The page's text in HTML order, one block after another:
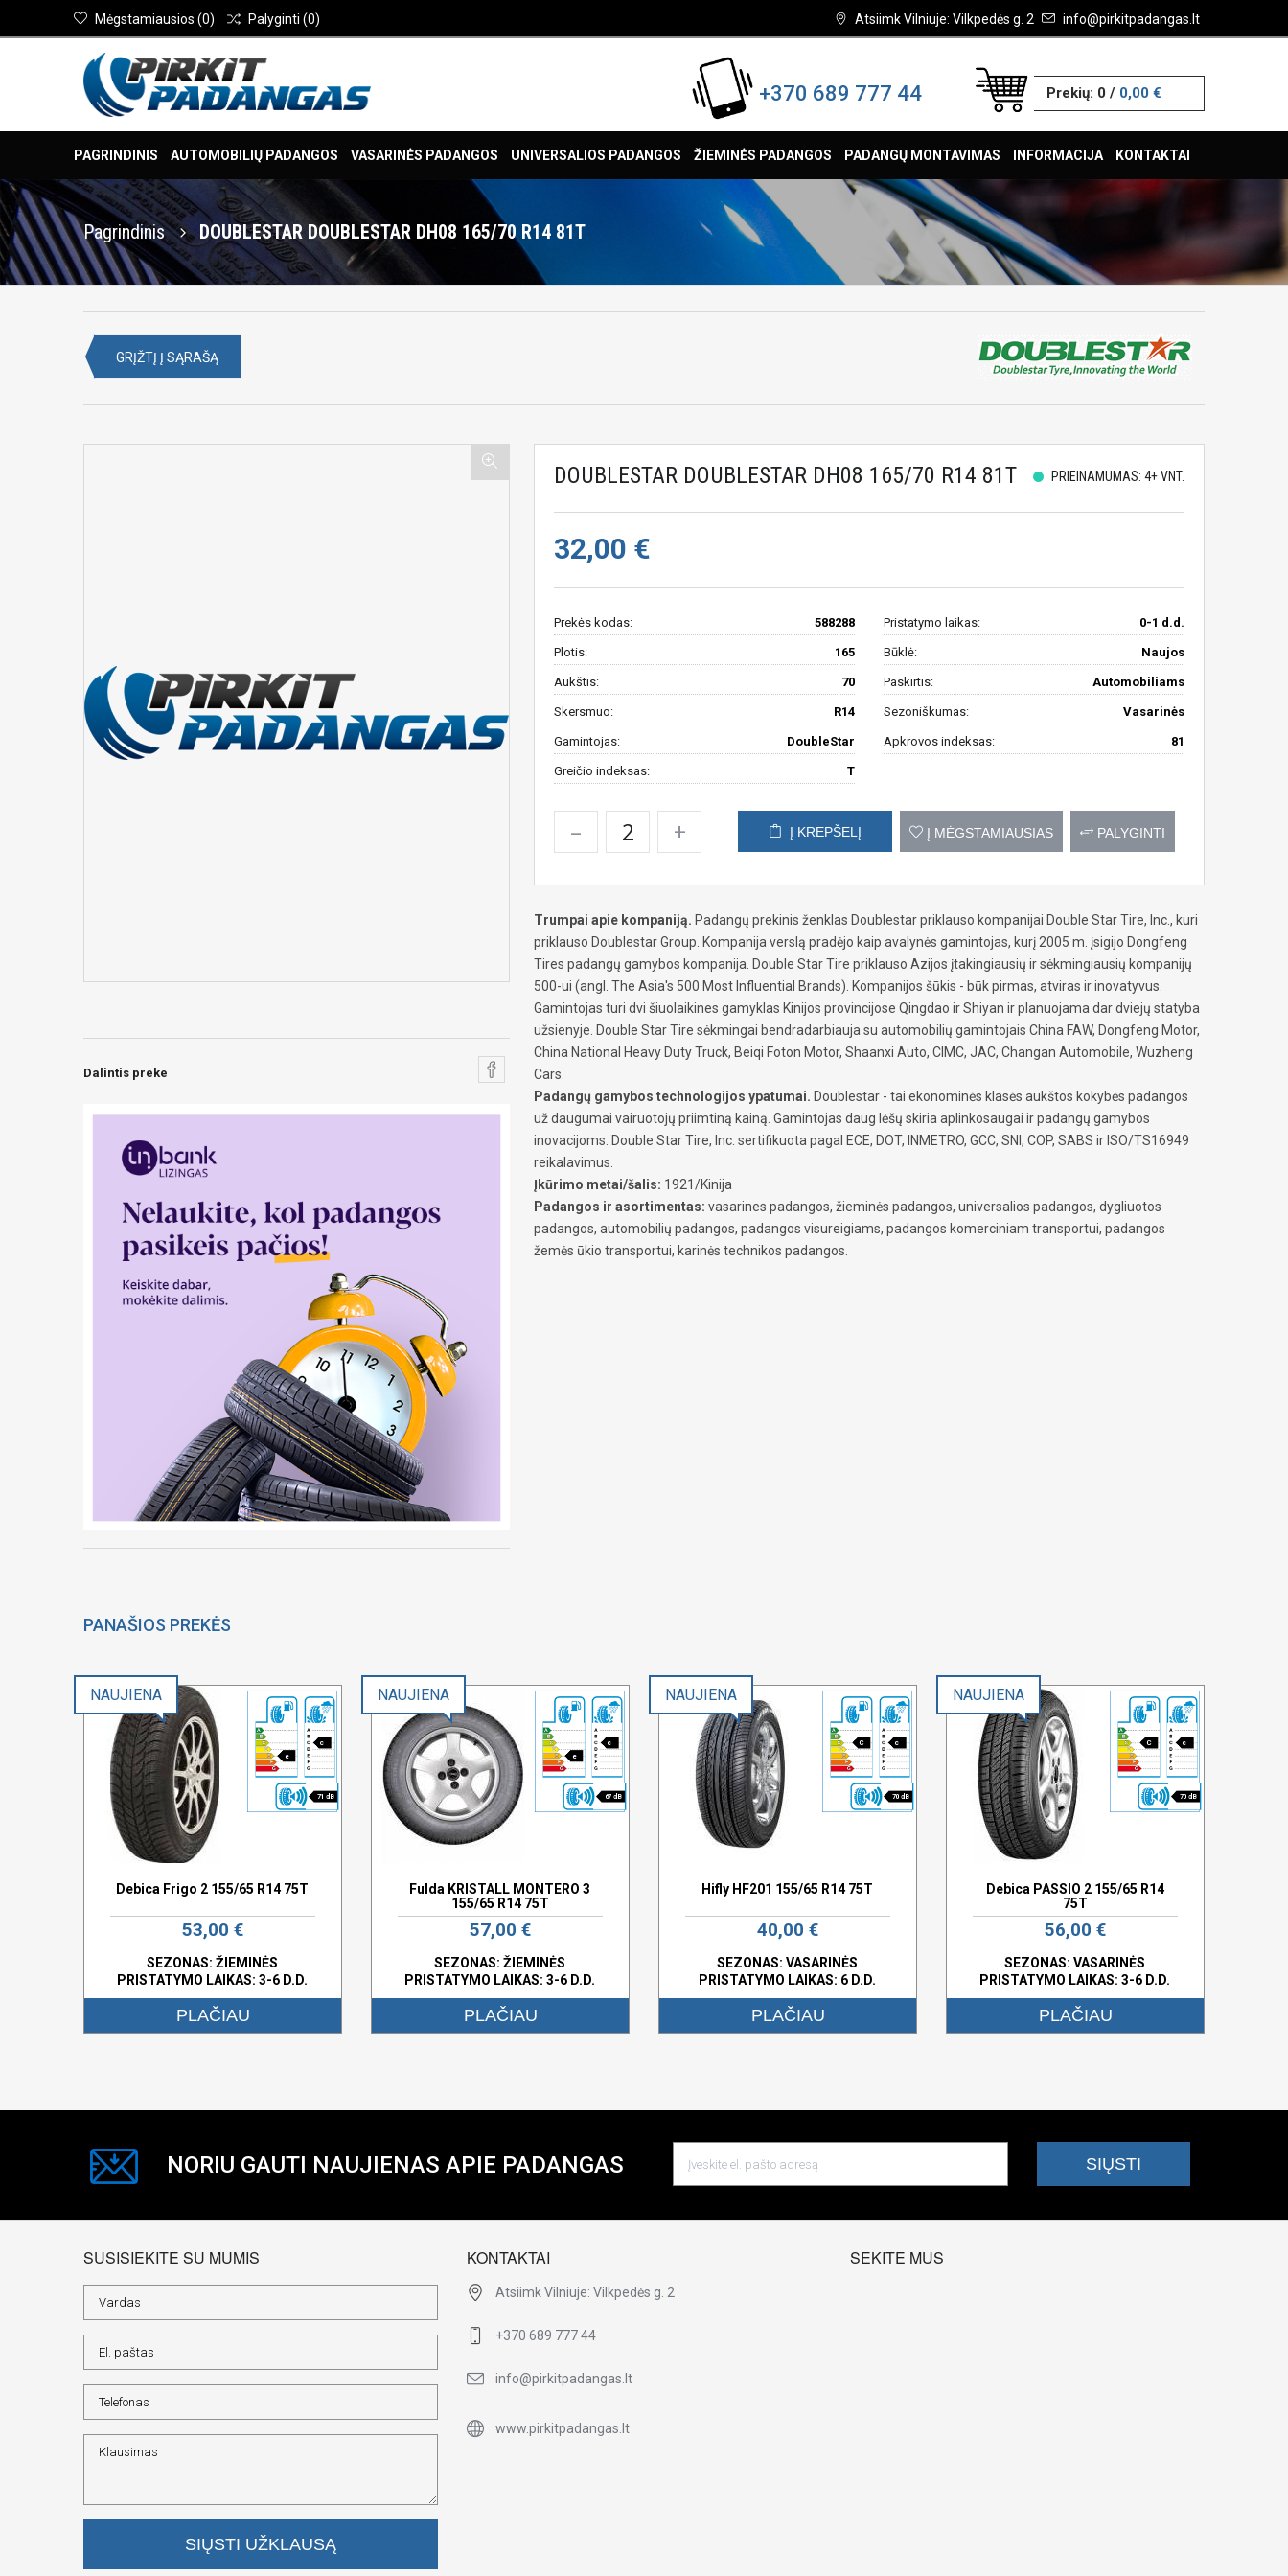
Atsiimk Vilniuje: Vilkpedės g. 2 info@pirkitpadangas.lt
Mėgstamiausios (0) Palyginti (0)
+370 689 777 44 Prekių: 0/ 0,00 €
PAGRINDINIS AUTOMOBILIŲ PADANGOS VASARINĖS PADANGOS UNIVERSALIOS PADANGOS ŽIEMINĖS PADANGOS PADANGŲ MONTAVIMAS INFORMACIJA KONTAKTAI
Pagrindinis DOUBLESTAR DOUBLESTAR DH08 165/70 R14 81T
GRĮŽTĮ Į SĄRAŠĄ
Dalintis preke
DOUBLESTAR DOUBLESTAR DH08 165/70 R14 81T PRIEINAMUMAS: 4+ VNT.
32,00 €
Prekės kodas: 588288 Pristatymo laikas: 0-1 d.d.
Plotis: 165
Aukštis: 70
Skersmuo: R14
Gamintojas: DoubleStar
Greičio indeksas: T
Būklė: Naujos
Paskirtis: Automobiliams
Sezoniškumas: Vasarinės
Apkrovos indeksas: 81
– + Į KREPŠELĮ Į MĖGSTAMIAUSIAS PALYGINTI
Trumpai apie kompaniją. Padangų prekinis ženklas Doublestar priklauso kompanijai Double Star Tire, Inc., kuri
priklauso Doublestar Group. Kompanija verslą pradėjo kaip avalynės gamintojas, kurį 2005 m. įsigijo Dongfeng
Tires padangų gamybos kompanija. Double Star Tire priklauso Azijos įtakingiausių ir sėkmingiausių kompanijų
500-ui (angl. The Asia's 500 Most Influential Brands). Kompanijos šūkis - būk pirmas, atviras ir inovatyvus.
Gamintojas turi dvi šiuolaikines gamyklas Kinijos provincijose Qingdao ir Shiyan ir planuojama dar dviejų statyba
užsienyje. Double Star Tire sėkmingai bendradarbiauja su automobilių gamintojais China FAW, Dongfeng Motor,
China National Heavy Duty Truck, Beiqi Foton Motor, Shaanxi Auto, CIMC, JAC, Changan Automobile, Wuzheng
Cars.
Padangų gamybos technologijos ypatumai. Doublestar - tai ekonominės klasės aukštos kokybės padangos
už daugumai vairuotojų priimtiną kainą. Gamintojas daug lėšų skiria aplinkosaugai ir padangų gamybos
inovacijoms. Double Star Tire, Inc. sertifikuota pagal ECE, DOT, INMETRO, GCC, SNI, COP, SABS ir ISO/TS16949
reikalavimus.
Įkūrimo metai/šalis: 1921/Kinija
Padangos ir asortimentas: vasarines padangos, žieminės padangos, universalios padangos, dygliuotos
padangos, automobilių padangos, padangos visureigiams, padangos komerciniam transportui, padangos
žemės ūkio transportui, karinės technikos padangos.
PANAŠIOS PREKĖS
e
c
71 dB
NAUJIENA
Debica Frigo 2 155/65 R14 75T
53,00 €
SEZONAS: ŽIEMINĖS
PRISTATYMO LAIKAS: 3-6 D.D.
PLAČIAU
e
c
67 dB
NAUJIENA
Fulda KRISTALL MONTERO 3
155/65 R14 75T
57,00 €
SEZONAS: ŽIEMINĖS
PRISTATYMO LAIKAS: 3-6 D.D.
PLAČIAU
C c
70 dB
NAUJIENA
Hifly HF201 155/65 R14 75T
40,00 €
SEZONAS: VASARINĖS
PRISTATYMO LAIKAS: 6 D.D.
PLAČIAU
C c
70 dB
NAUJIENA
Debica PASSIO 2 155/65 R14
75T
56,00 €
SEZONAS: VASARINĖS
PRISTATYMO LAIKAS: 3-6 D.D.
PLAČIAU
NORIU GAUTI NAUJIENAS APIE PADANGAS
SUSISIEKITE SU MUMIS
SIŲSTI UŽKLAUSĄ
KONTAKTAI
Atsiimk Vilniuje: Vilkpedės g. 2
+370 689 777 44
info@pirkitpadangas.lt
www.pirkitpadangas.lt
SEKITE MUS